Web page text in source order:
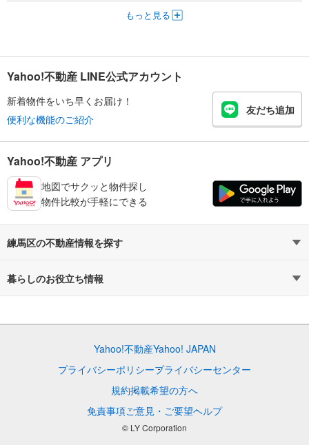
もっと見る
Yahoo!不動産 LINE公式アカウント
新着物件をいち早くお届け！
便利な機能のご紹介
友だち追加
Yahoo!不動産 アプリ
地図でサクッと物件探し
物件比較が手軽にできる
練馬区の不動産情報を探す
不動産・住宅
中古一戸建て
土地
暮らしのお役立ち情報
Yahoo!不動産Yahoo! JAPAN
プライバシーポリシープライバシーセンター
規約掲載希望の方へ
免責事項ご意見・ご要望ヘルプ
© LY Corporation